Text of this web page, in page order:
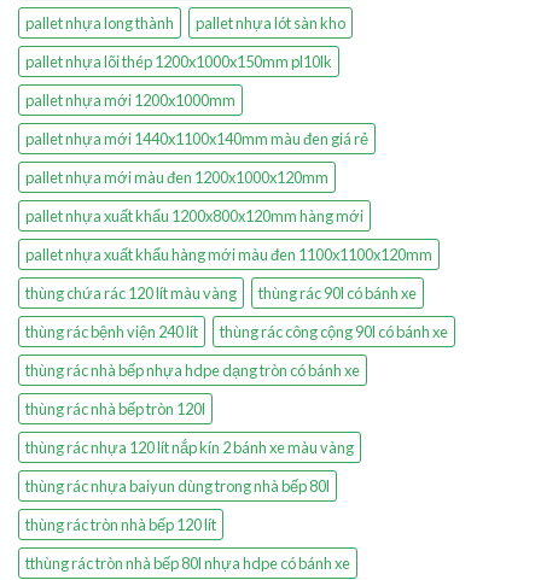
pallet nhựa long thành
pallet nhựa lót sàn kho
pallet nhựa lõi thép 1200x1000x150mm pl10lk
pallet nhựa mới 1200x1000mm
pallet nhựa mới 1440x1100x140mm màu đen giá rẻ
pallet nhựa mới màu đen 1200x1000x120mm
pallet nhựa xuất khẩu 1200x800x120mm hàng mới
pallet nhựa xuất khẩu hàng mới màu đen 1100x1100x120mm
thùng chứa rác 120 lít màu vàng
thùng rác 90l có bánh xe
thùng rác bệnh viện 240 lít
thùng rác công cộng 90l có bánh xe
thùng rác nhà bếp nhựa hdpe dạng tròn có bánh xe
thùng rác nhà bếp tròn 120l
thùng rác nhựa 120 lít nắp kín 2 bánh xe màu vàng
thùng rác nhựa baiyun dùng trong nhà bếp 80l
thùng rác tròn nhà bếp 120 lít
tthùng rác tròn nhà bếp 80l nhựa hdpe có bánh xe